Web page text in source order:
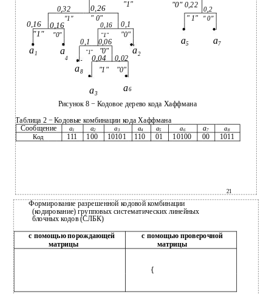
0,32
0,26 "1" "0" 0,22
0,2
0,16
"1" " 0"
0,1
" 1" " 0"
0,16 0,16
"1" "0" "1" "0"
0,1 а5 а7
0,06
а1 а "1" "0" а2
4 0,04 0,02
а8 "1" "0"
а3 а6
Рисунок 8 − Кодовое дерево кода Хаффмана
Таблица 2 − Кодовые комбинации кода Хаффмана
Сообщение а1 а2 а3 а4 а5 а6 а7 а8
Код 111 100 10101 110 01 10100 00 1011
21
Формирование разрешенной кодовой комбинации
(кодирование) групповых систематических линейных
блочных кодов (СЛБК)
с помощью порождающей
с помощью проверочной
матрицы
матрицы
{